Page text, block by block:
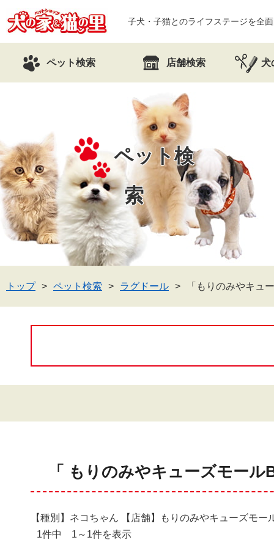
子犬・子猫とのライフステージを全
ペット検索 店舗検索 犬
ペット検
索
トップ ペット検索 ラグドール 「もりのみやキュ
「 もりのみやキューズモー
【種別】ネコちゃん 【店舗】もりのみやキューズモー
1件中 1～1件を表示